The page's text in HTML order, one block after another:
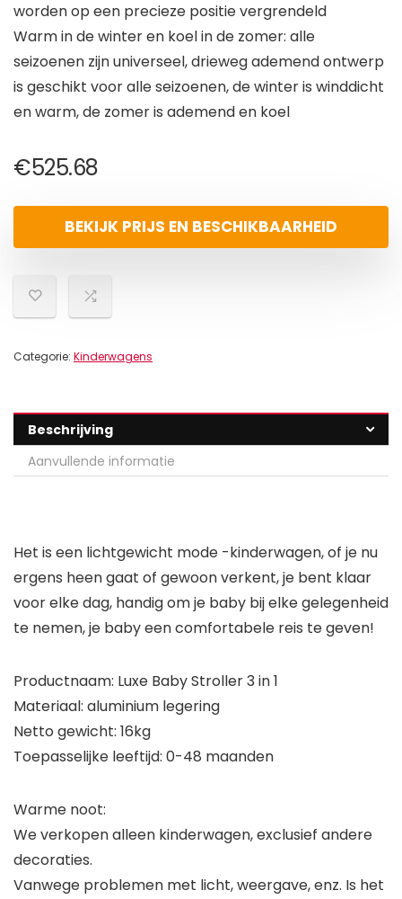
worden op een precieze positie vergrendeld
Warm in de winter en koel in de zomer: alle
seizoenen zijn universeel, drieweg ademend ontwerp
is geschikt voor alle seizoenen, de winter is winddicht
en warm, de zomer is ademend en koel
€525.68
BEKIJK PRIJS EN BESCHIKBAARHEID
Categorie: Kinderwagens
Beschrijving
Aanvullende informatie
Het is een lichtgewicht mode -kinderwagen, of je nu
ergens heen gaat of gewoon verkent, je bent klaar
voor elke dag, handig om je baby bij elke gelegenheid
te nemen, je baby een comfortabele reis te geven!
Productnaam: Luxe Baby Stroller 3 in 1
Materiaal: aluminium legering
Netto gewicht: 16kg
Toepasselijke leeftijd: 0-48 maanden
Warme noot:
We verkopen alleen kinderwagen, exclusief andere
decoraties.
Vanwege problemen met licht, weergave, enz. Is het